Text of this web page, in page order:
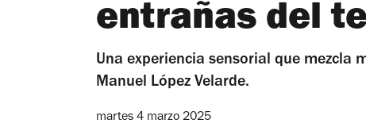
entrañas del
Una experiencia sensorial que mezcla
Manuel López Velarde.
martes 4 marzo 2025